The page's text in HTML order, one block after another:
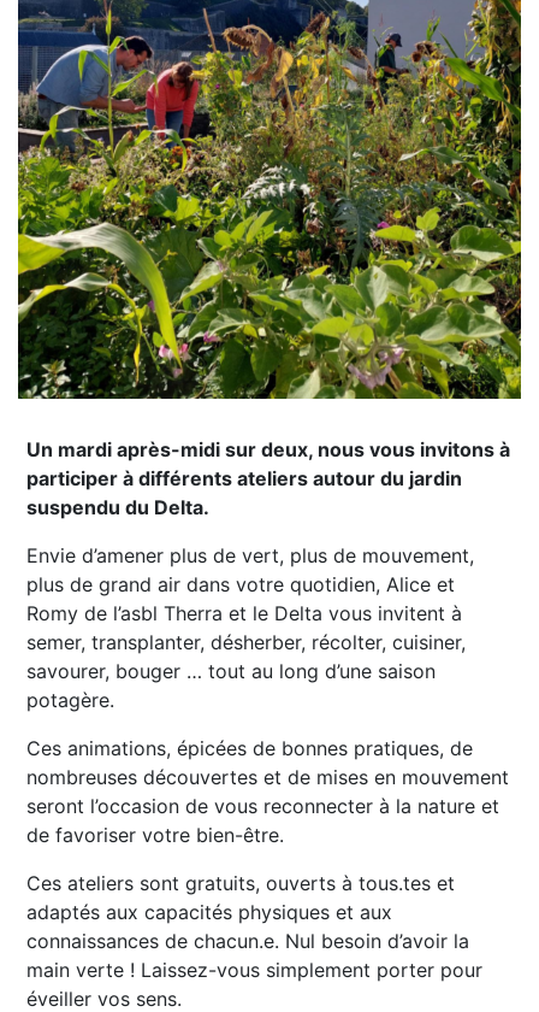
Un mardi après-midi sur deux, nous vous invitons à
participer à différents ateliers autour du jardin
suspendu du Delta.
Envie d’amener plus de vert, plus de mouvement,
plus de grand air dans votre quotidien, Alice et
Romy de l’asbl Therra et le Delta vous invitent à
semer, transplanter, désherber, récolter, cuisiner,
savourer, bouger … tout au long d’une saison
potagère.
Ces animations, épicées de bonnes pratiques, de
nombreuses découvertes et de mises en mouvement
seront l’occasion de vous reconnecter à la nature et
de favoriser votre bien-être.
Ces ateliers sont gratuits, ouverts à tous.tes et
adaptés aux capacités physiques et aux
connaissances de chacun.e. Nul besoin d’avoir la
main verte ! Laissez-vous simplement porter pour
éveiller vos sens.